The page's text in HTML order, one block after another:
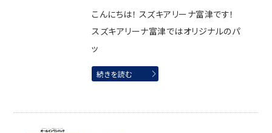
こんにちは！ スズキアリーナ富津です！
スズキアリーナ富津ではオリジナルのパ
ッ
続きを読む